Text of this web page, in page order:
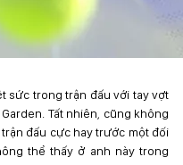
sức trong trận đấu với tay vợt
Tất nhiên, cũng không
đấu cực hay trước một đối
thể thấy ở anh này trong